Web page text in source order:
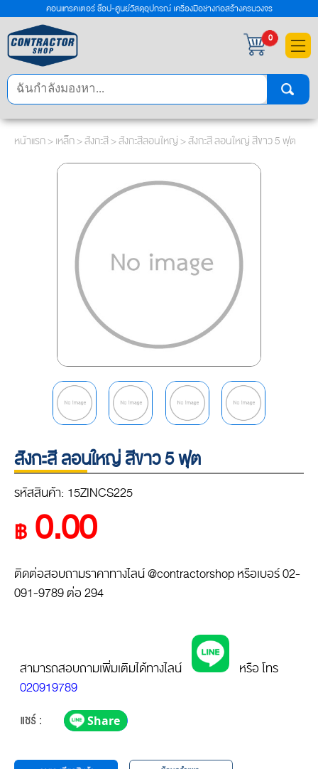
×
คอนแทรคเตอร์ ช๊อป-ศูนย์วัสดุอุปกรณ์ เครื่องมือช่างก่อสร้างครบวงจร
0
หน้าแรก>เหล็ก>สังกะสี>สังกะสีลอนใหญ่> สังกะสี ลอนใหญ่ สีขาว 5 ฟุต
สังกะสี ลอนใหญ่ สีขาว 5 ฟุต
รหัสสินค้า: 15ZINCS225
฿ 0.00
ติดต่อสอบถามราคาทางไลน์ @contractorshop หรือเบอร์ 02-
091-9789 ต่อ 294
สามารถสอบถามเพิ่มเติมได้ทางไลน์
หรือ โทร
020919789